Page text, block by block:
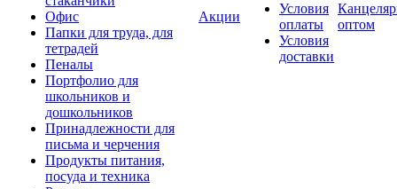
Офис
Папки для труда, для
тетрадей
Пеналы
Портфолио для
школьников и
дошкольников
Принадлежности для
письма и черчения
Продукты питания,
посуда и техника
Акции
Условия
оплаты
Условия
доставки
оптом